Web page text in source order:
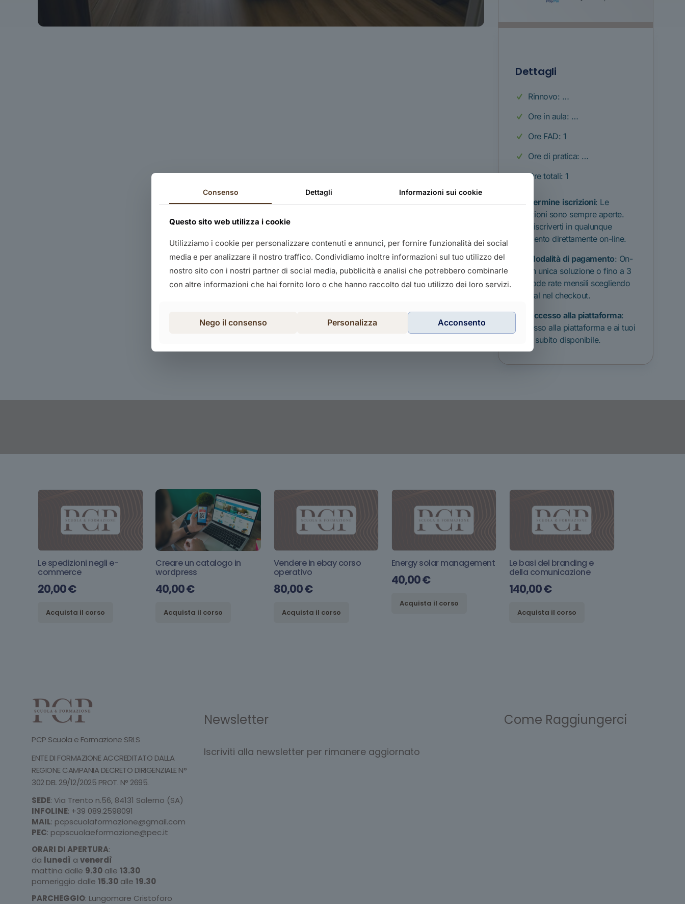
Dettagli
Rinnovo: …
Ore in aula: …
Ore FAD: 1
Ore di pratica: …
Ore totali: 1
Termine iscrizioni: Le
iscrizioni sono sempre aperte.
Puoi iscriverti in qualunque
momento direttamente on-line.
Modalità di pagamento: On-
line in unica soluzione o fino a 3
comode rate mensili scegliendo
PayPal nel checkout.
Accesso alla piattaforma:
Accesso alla piattaforma e ai tuoi
corsi subito disponibile.
Le spedizioni negli e-
commerce
20,00€
Acquista il corso
Creare un catalogo in
wordpress
40,00€
Acquista il corso
Vendere in ebay corso
operativo
80,00€
Acquista il corso
Energy solar management
40,00€
Acquista il corso
Le basi del branding e
della comunicazione
140,00€
Acquista il corso
PCP Scuola e Formazione SRLS
ENTE DI FORMAZIONE ACCREDITATO DALLA
REGIONE CAMPANIA DECRETO DIRIGENZIALE N°
302 DEL 29/12/2025 PROT. N° 2695.
SEDE: Via Trento n.56, 84131 Salerno (SA)
INFOLINE: +39 089.2598091
MAIL: pcpscuolaformazione@gmail.com
PEC: pcpscuolaeformazione@pec.it
ORARI DI APERTURA:
da lunedì a venerdì
mattina dalle 9.30 alle 13.30
pomeriggio dalle 15.30 alle 19.30
PARCHEGGIO: Lungomare Cristoforo
Newsletter
Iscriviti alla newsletter per rimanere aggiornato
Come Raggiungerci
Consenso Dettagli Informazioni sui cookie
Questo sito web utilizza i cookie
Utilizziamo i cookie per personalizzare contenuti e annunci, per fornire funzionalità dei social
media e per analizzare il nostro traffico. Condividiamo inoltre informazioni sul tuo utilizzo del
nostro sito con i nostri partner di social media, pubblicità e analisi che potrebbero combinarle
con altre informazioni che hai fornito loro o che hanno raccolto dal tuo utilizzo dei loro servizi.
Nego il consenso Personalizza Acconsento